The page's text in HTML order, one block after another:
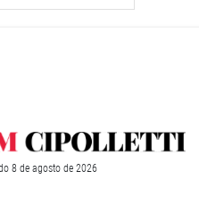
8 de agosto de 2026